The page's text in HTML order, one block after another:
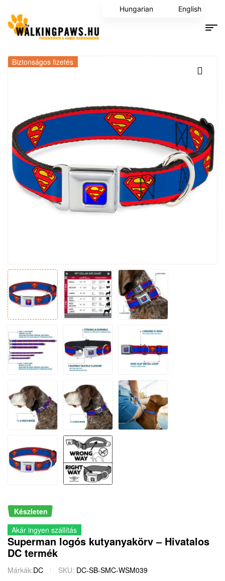
Biztonságos fizetés
Készleten
Akár ingyen szállítás
Superman logós kutyanyakörv – Hivatalos
DC termék
Márkák:DC SKU: DC-SB-SMC-WSM039
Hungarian English